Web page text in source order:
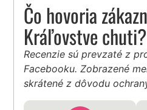
Čo hovoria
Kráľovstve chuti?
Recenzie sú prevzaté z
Facebooku. Zobrazené
skrátené z dôvodu